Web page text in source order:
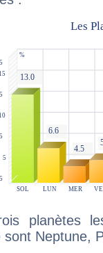
planètes
sont Neptune,